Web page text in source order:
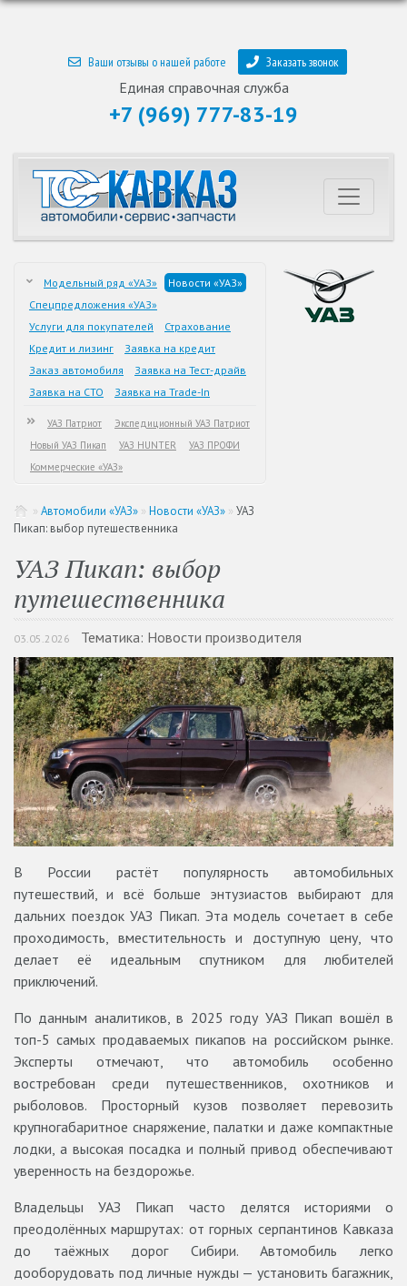
Ваши отзывы о нашей работе Заказать звонок
Единая справочная служба
+7 (969) 777-83-19
Модельный ряд «УАЗ»
Новости «УАЗ»
Спецпредложения «УАЗ»
Услуги для покупателей
Страхование
Кредит и лизинг
Заявка на кредит
Заказ автомобиля
Заявка на Тест-драйв
Заявка на СТО
Заявка на Trade-In
УАЗ Патриот
Экспедиционный УАЗ Патриот
Новый УАЗ Пикап
УАЗ HUNTER
УАЗ ПРОФИ
Коммерческие «УАЗ»
» Автомобили «УАЗ» » Новости «УАЗ» » УАЗ
Пикап: выбор путешественника
УАЗ Пикап: выбор
путешественника
03.05.2026 Тематика: Новости производителя
В России растёт популярность автомобильных
путешествий, и всё больше энтузиастов выбирают для
дальних поездок УАЗ Пикап. Эта модель сочетает в себе
проходимость, вместительность и доступную цену, что
делает её идеальным спутником для любителей
приключений.
По данным аналитиков, в 2025 году УАЗ Пикап вошёл в
топ-5 самых продаваемых пикапов на российском рынке.
Эксперты отмечают, что автомобиль особенно
востребован среди путешественников, охотников и
рыболовов. Просторный кузов позволяет перевозить
крупногабаритное снаряжение, палатки и даже компактные
лодки, а высокая посадка и полный привод обеспечивают
уверенность на бездорожье.
Владельцы УАЗ Пикап часто делятся историями о
преодолённых маршрутах: от горных серпантинов Кавказа
до таёжных дорог Сибири. Автомобиль легко
дооборудовать под личные нужды — установить багажник,